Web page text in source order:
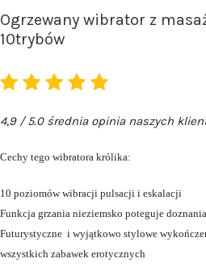
Ogrzewany wibrator z
10trybów
4,9 / 5.0 średnia opinia naszych
Cechy tego wibratora królika:
10 poziomów wibracji pulsacji i eskalacji
Funkcja grzania nieziemsko poteguje
Futurystyczne i wyjątkowo stylowe
wszystkich zabawek erotycznych